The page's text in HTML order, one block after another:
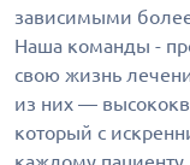
зависимыми
Наша команды -
свою жизнь
из них —
который с